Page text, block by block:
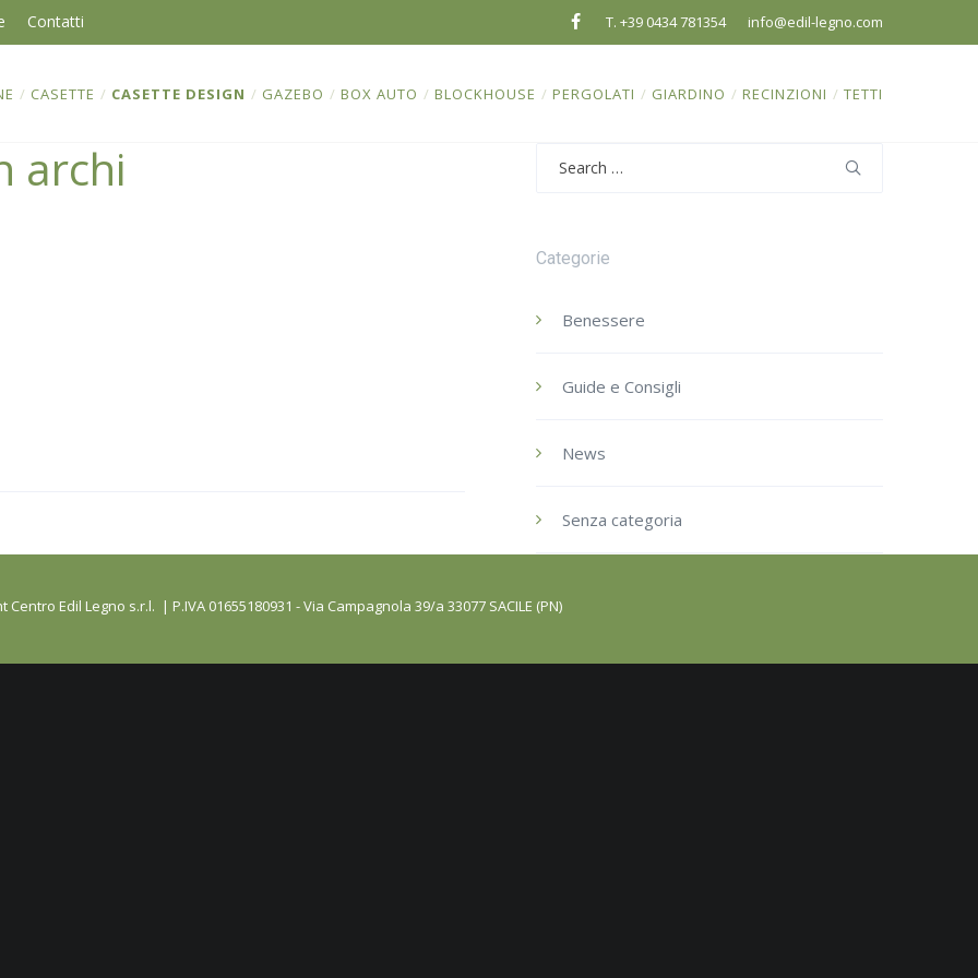
Contatti info@edil-legno.com
T. +39 0434 781354
/ CASETTE / CASETTE DESIGN / GAZEBO / BOX AUTO / BLOCKHOUSE / PERGOLATI / GIARDINO / RECINZIONI / TETTI
archi
Categorie
Benessere
Guide e Consigli
News
Senza categoria
Edil Legno s.r.l. | P.IVA 01655180931 - Via Campagnola 39/a 33077 SACILE (PN)